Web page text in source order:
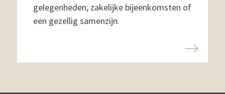
gelegenheden, zakelijke bijeenkomsten of
een gezellig samenzijn.